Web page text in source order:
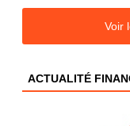
Voir
ACTUALITÉ